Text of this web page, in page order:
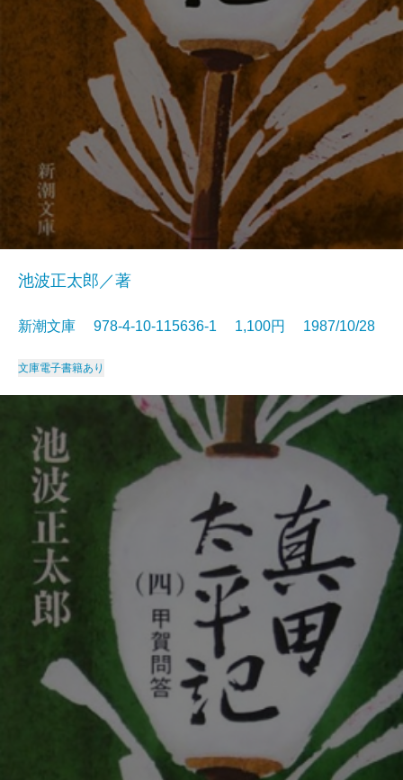
池波正太郎／著
新潮文庫 978-4-10-115636-1 1,100円 1987/10/28
文庫電子書籍あり